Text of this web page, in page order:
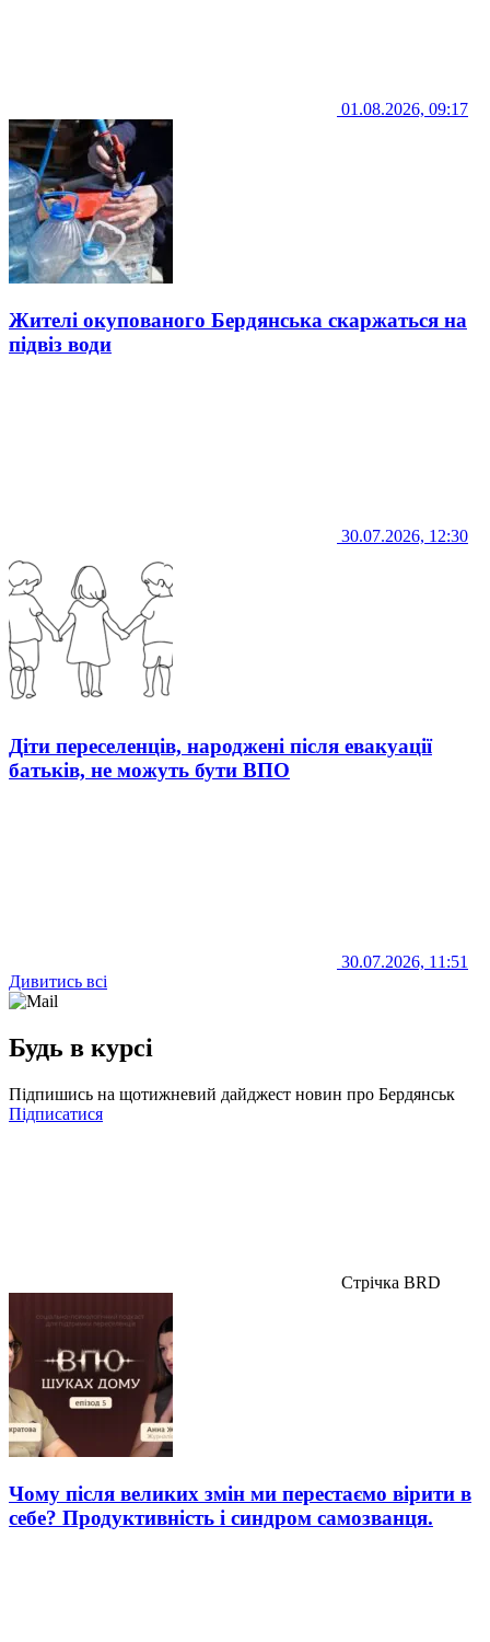
01.08.2026, 09:17
Жителі окупованого Бердянська скаржаться на
підвіз води
30.07.2026, 12:30
Діти переселенців, народжені після евакуації
батьків, не можуть бути ВПО
30.07.2026, 11:51
Дивитись всі
Будь в курсі
Підпишись на щотижневий дайджест новин про Бердянськ
Підписатися
Стрічка BRD
Чому після великих змін ми перестаємо вірити в
себе? Продуктивність і синдром самозванця.